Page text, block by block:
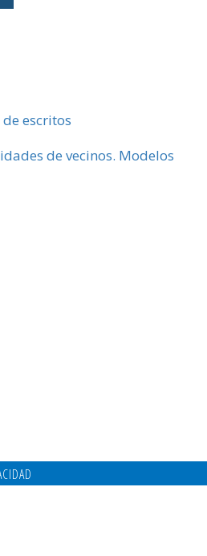
escritos
de vecinos. Modelos